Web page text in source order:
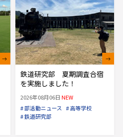
鉄道研究部 夏期調査合宿
を実施しました！
2026年08月06日NEW
# 部活動ニュース # 高等学校
# 鉄道研究部